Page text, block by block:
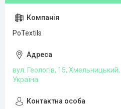
PoTextils
вул. Геологів, 15, Хмельницький,
Україна